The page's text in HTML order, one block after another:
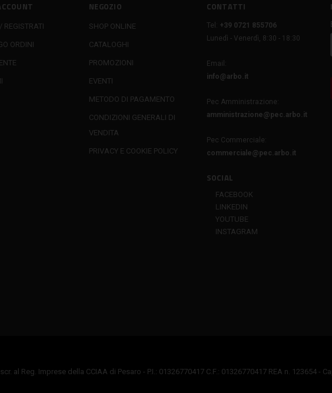
REGISTRATI
ORDINI
NEGOZIO
SHOP ONLINE
CATALOGHI
PROMOZIONI
EVENTI
METODO DI PAGAMENTO
CONDIZIONI GENERALI DI
VENDITA
PRIVACY E COOKIE POLICY
CONTATTI
Tel:
+39 0721 855706
Lunedì - Venerdì, 8:30 - 18:30
Email:
info@arbo.it
Pec Amministrazione:
amministrazione@pec.arbo.it
Pec Commerciale:
commerciale@pec.arbo.it
SOCIAL
FACEBOOK
LINKEDIN
YOUTUBE
INSTAGRAM
al Reg. Imprese della CCIAA di Pesaro - P.I.: 01326770417 C.F.: 01326770417 REA n. 123654 -